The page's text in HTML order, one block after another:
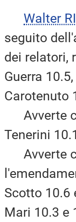
Walter
seguito
dei relatori,
Guerra
Carotenuto
Avverte
Tenerini
Avverte
Scotto 10.6
Mari 10.3 e